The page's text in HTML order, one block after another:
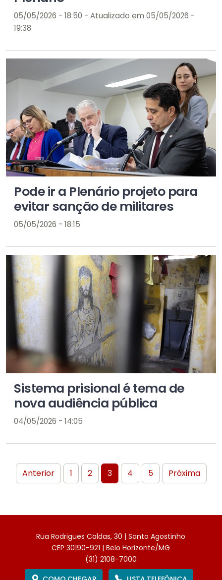
05/05/2026 - 18:50 - Atualizado em 05/05/2026 -
19:38
Pode ir a Plenário projeto para
evitar sanção de militares
05/05/2026 - 18:15
Sistema prisional é tema de
nova audiência pública
04/05/2026 - 14:05
Anterior 1 2 3 4 5 Próxima
Rua Rodrigues Caldas, 30 | Santo Agostinho
CEP 30190-921 | Belo Horizonte/MG
(31) 2108-7000